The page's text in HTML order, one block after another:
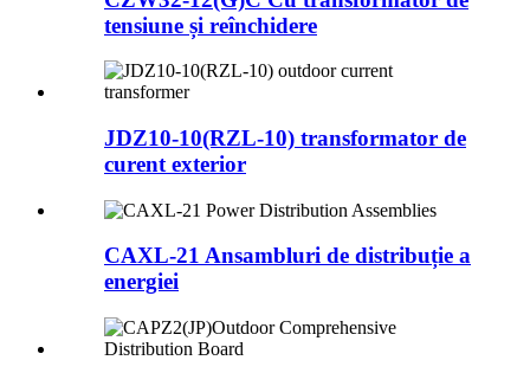
tensiune și reînchidere
JDZ10-10(RZL-10) transformator de
curent exterior
CAXL-21 Ansambluri de distribuție a
energiei